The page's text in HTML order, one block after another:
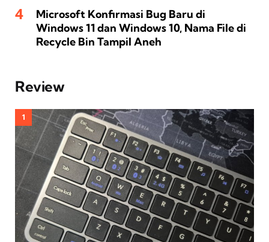
Microsoft Konfirmasi Bug Baru di
Windows 11 dan Windows 10, Nama File di
Recycle Bin Tampil Aneh
Review